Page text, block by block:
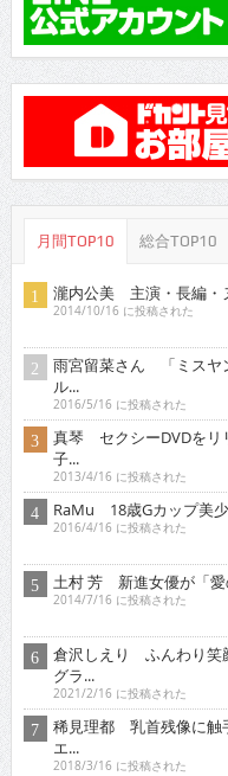
月間TOP10 総合TOP10
瀧内公美 主演・長編・
2014/10/16 に投稿された
雨宮留菜さん 「ミスヤ
ル...
2016/5/16 に投稿された
真琴 セクシーDVDをリ
子...
2013/4/16 に投稿された
RaMu 18歳Gカップ美
2016/4/16 に投稿された
土村 芳 新進女優が「愛
2014/7/16 に投稿された
倉沢しえり ふんわり笑
グラ...
2021/2/16 に投稿された
稀見理都 乳首残像に触
エ...
2018/3/16 に投稿された